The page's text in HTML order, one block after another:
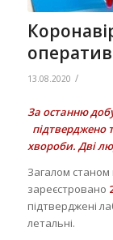
13.08.2020 /
За останню
підтверджено
хвороби. Дві
Загалом станом
зареєстровано
підтверджені
летальні.